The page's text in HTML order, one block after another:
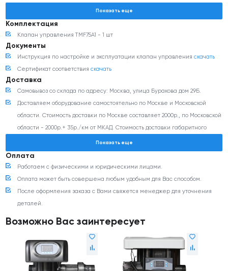
Диаметр водоподъемной трубки - 50 мм
Присоединение вход/выход/дренаж - 2" / 2" / 2"
Диаметр посадочной резьбы - 4"
Энергопотребление - 36 Вт
Электропитание - 220В, 50 Гц
Показать еще
Комплектация
Клапан управления TMF75А1 - 1 шт
Документы
Инструкция по настройке и эксплуатации клапан управления скачать
Сертификат соответствия скачать
Доставка
Самовывоз со склада по адресу: Москва, улица Буракова дом 29Б.
Доставляем оборудование самостоятельно по Москве и Московской
области. Стоимость доставки по Москве составляет 2000р., по Московской
области - 2000р.+ 35р./км от МКАД. Стоимость доставки габаритного
оборудования (более 350 кг и/или 0,8 м3) согласовывается с
менеджером дополнительно.
Доставка оборудования транспортными компаниями: Деловые линии,
ПЭК, CDEK и любыми другими ТК (по согласованию). Стоимость доставки
можно рассчитать на сайте транспортной компании. Доставка до
терминала транспортной компании в г. Москве негабаритного
Показать еще
Оплата
Работаем с физическими и юридическими лицами.
Оплата может быть совершена любым удобным для Вас способом.
После оформления заказа с Вами свяжется менеджер для уточнения
деталей.
Возможно Вас заинтересует